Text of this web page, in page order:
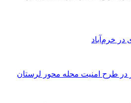
در خرم‌آباد